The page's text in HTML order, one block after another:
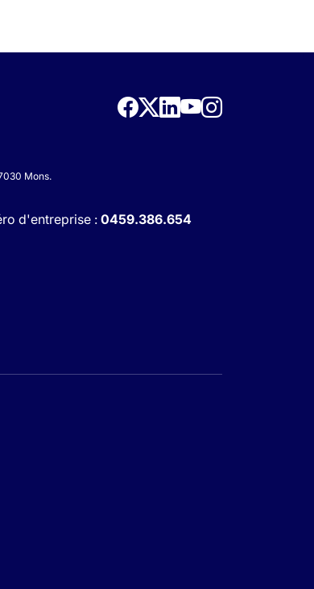
Mons.
d'entreprise : 0459.386.654